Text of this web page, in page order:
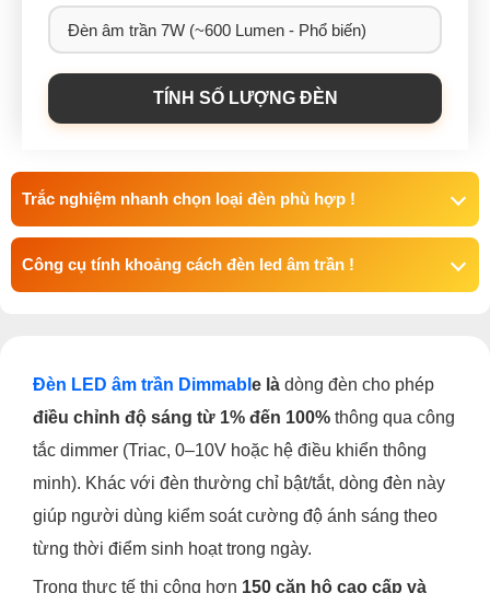
TÍNH SỐ LƯỢNG ĐÈN
Trắc nghiệm nhanh chọn loại đèn phù hợp !
Công cụ tính khoảng cách đèn led âm trần !
Đèn LED âm trần Dimmabl e là dòng đèn cho phép
điều chỉnh độ sáng từ 1% đến 100% thông qua công
tắc dimmer (Triac, 0–10V hoặc hệ điều khiển thông
minh). Khác với đèn thường chỉ bật/tắt, dòng đèn này
giúp người dùng kiểm soát cường độ ánh sáng theo
từng thời điểm sinh hoạt trong ngày.
Trong thực tế thi công hơn 150 căn hộ cao cấp và